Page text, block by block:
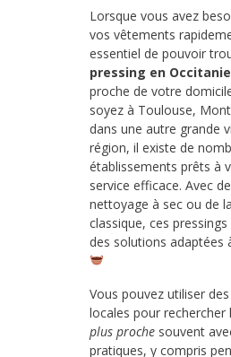
Lorsque vous avez
vos vêtements
essentiel de pouvoir
pressing en Occitanie
proche de votre
soyez à Toulouse,
dans une autre grande
région, il existe de
établissements prêts à
service efficace. Avec
nettoyage à sec ou de
classique, ces
des solutions adaptées
Vous pouvez utiliser
locales pour rechercher
plus proche souvent
pratiques, y compris